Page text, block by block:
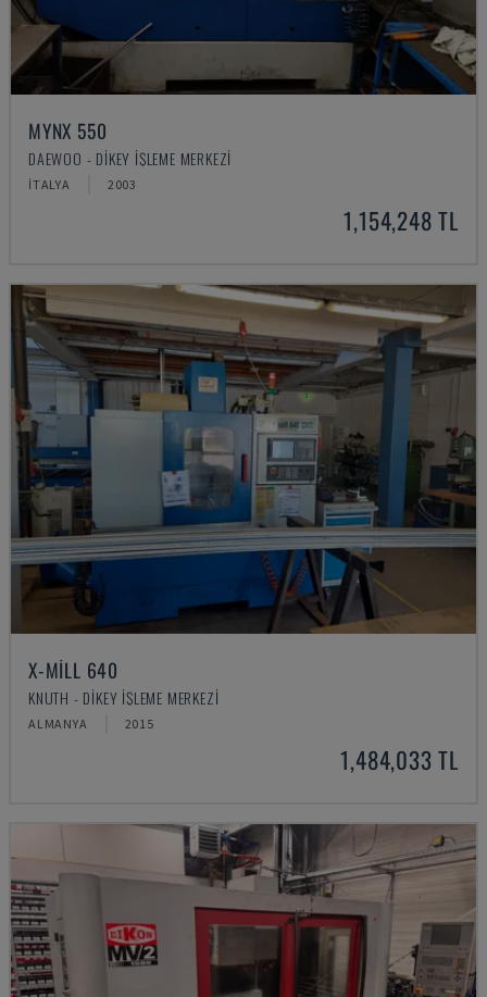
MYNX 550
DAEWOO - DIKEY İŞLEME MERKEZI
İTALYA 2003
1,154,248 TL
X-MILL 640
KNUTH - DIKEY İŞLEME MERKEZI
ALMANYA 2015
1,484,033 TL